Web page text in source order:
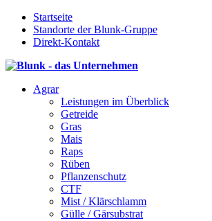
Startseite
Standorte der Blunk-Gruppe
Direkt-Kontakt
Agrar
Leistungen im Überblick
Getreide
Gras
Mais
Raps
Rüben
Pflanzenschutz
CTF
Mist / Klärschlamm
Gülle / Gärsubstrat